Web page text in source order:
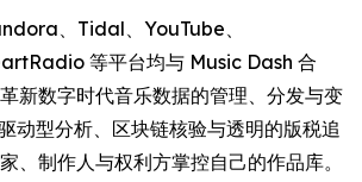
、Tidal、YouTube、
等平台均与 Music Dash 合
新数字时代音乐数据的管理、分发与变
动型分析、区块链核验与透明的版税追
、制作人与权利方掌控自己的作品库。